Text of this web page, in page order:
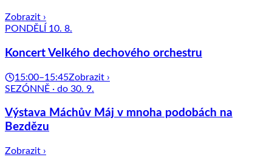
Zobrazit ›
PONDĚLÍ 10. 8.
Koncert Velkého dechového orchestru
15:00–15:45Zobrazit ›
SEZÓNNĚ · do 30. 9.
Výstava Máchův Máj v mnoha podobách na
Bezdězu
Zobrazit ›